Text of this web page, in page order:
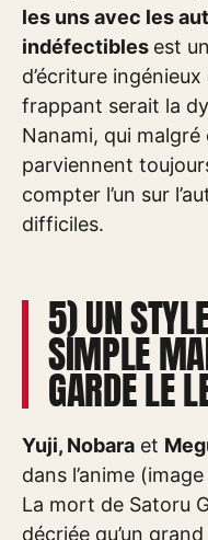
les uns avec les
indéfectibles est
d’écriture
frappant serait la
Nanami, qui
parviennent
compter l’un sur
difficiles.
5) UN
SIMPLE
GARDE LE
Yuji, Nobara et
dans l’anime
La mort de Satoru
décriée qu’un